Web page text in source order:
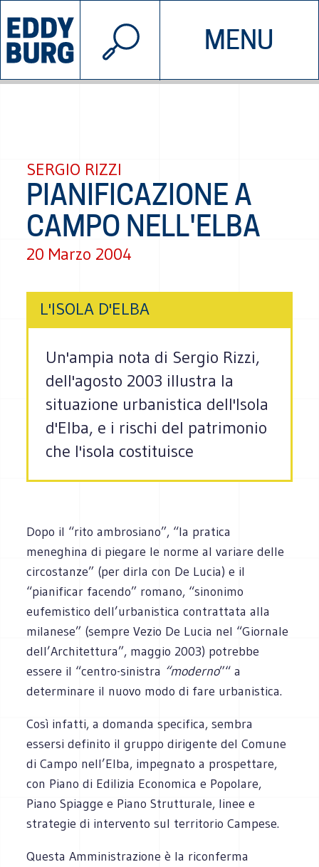
MENU
INIZIATIVE CHI SIAMO
© 2026 EDDYBURG
SERGIO RIZZI
PIANIFICAZIONE A
CAMPO NELL'ELBA
20 Marzo 2004
L'ISOLA D'ELBA
Un'ampia nota di Sergio Rizzi,
dell'agosto 2003 illustra la
situazione urbanistica dell'Isola
d'Elba, e i rischi del patrimonio
che l'isola costituisce
Dopo il “rito ambrosiano”, “la pratica
meneghina di piegare le norme al variare delle
circostanze” (per dirla con De Lucia) e il
“pianificar facendo” romano, “sinonimo
eufemistico dell’urbanistica contrattata alla
milanese” (sempre Vezio De Lucia nel “Giornale
dell’Architettura”, maggio 2003) potrebbe
essere il “centro-sinistra “moderno”“ a
determinare il nuovo modo di fare urbanistica.
Così infatti, a domanda specifica, sembra
essersi definito il gruppo dirigente del Comune
di Campo nell’Elba, impegnato a prospettare,
con Piano di Edilizia Economica e Popolare,
Piano Spiagge e Piano Strutturale, linee e
strategie di intervento sul territorio Campese.
Questa Amministrazione è la riconferma